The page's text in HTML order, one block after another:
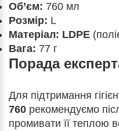
Об’єм: 760 мл
Розмір: L
Матеріал: LDPE
Вага: 77 г
Порада
Для підтримання
760 рекомендуємо
промивати її теплою